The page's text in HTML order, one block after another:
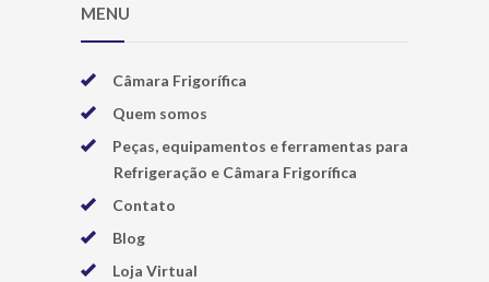
MENU
Câmara Frigorífica
Quem somos
Peças, equipamentos e ferramentas para
Refrigeração e Câmara Frigorífica
Contato
Blog
Loja Virtual